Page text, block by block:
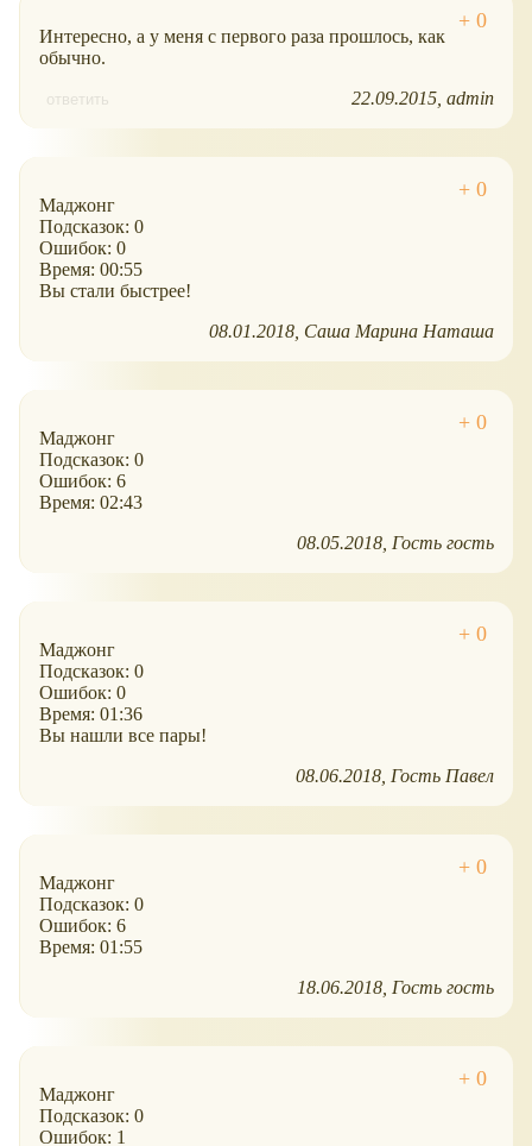
Интересно, а у меня с первого раза прошлось, как
обычно.
ответить 22.09.2015 admin
Маджонг
Подсказок: 0
Ошибок: 0
Время: 00:55
Вы стали быстрее!
08.01.2018 Саша Марина Наташа
Маджонг
Подсказок: 0
Ошибок: 6
Время: 02:43
08.05.2018 Гость гость
Маджонг
Подсказок: 0
Ошибок: 0
Время: 01:36
Вы нашли все пары!
08.06.2018 Гость Павел
Маджонг
Подсказок: 0
Ошибок: 6
Время: 01:55
18.06.2018 Гость гость
Маджонг
Подсказок: 0
Ошибок: 1